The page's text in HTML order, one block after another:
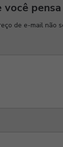
você pensa
de e-mail não